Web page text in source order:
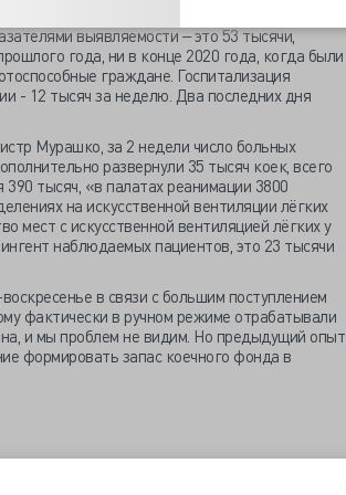
в столице всё было стабильно и спокойно, но
выявляемости ‒ это 53 тысячи,
года, ни в конце 2020 года, когда были
граждане. Госпитализация
- 12 тысяч за неделю. Два последних дня
Мурашко, за 2 недели число больных
развернули 35 тысяч коек, всего
тысяч, «в палатах реанимации 3800
на искусственной вентиляции лёгких
мест с искусственной вентиляцией лёгких у
наблюдаемых пациентов, это 23 тысячи
в связи с большим поступлением
фактически в ручном режиме отрабатывали
и мы проблем не видим. Но предыдущий опыт
формировать запас коечного фонда в